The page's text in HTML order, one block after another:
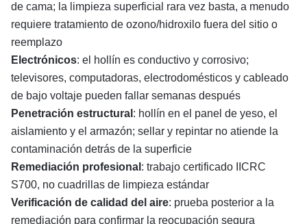
de cama; la limpieza superficial rara vez basta, a menudo
requiere tratamiento de ozono/hidroxilo fuera del sitio o
reemplazo
Electrónicos: el hollín es conductivo y corrosivo;
televisores, computadoras, electrodomésticos y cableado
de bajo voltaje pueden fallar semanas después
Penetración estructural : hollín en el panel de yeso, el
aislamiento y el armazón; sellar y repintar no atiende la
contaminación detrás de la superficie
Remediación profesional : trabajo certificado IICRC
S700, no cuadrillas de limpieza estándar
Verificación de calidad del aire: prueba posterior a la
remediación para confirmar la reocupación segura